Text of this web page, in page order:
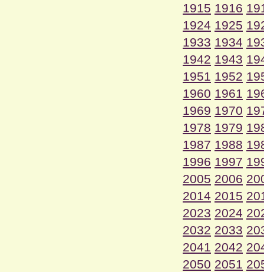
1915 1916
1924 1925
1933 1934
1942 1943
1951 1952
1960 1961
1969 1970
1978 1979
1987 1988
1996 1997
2005 2006
2014 2015
2023 2024
2032 2033
2041 2042
2050 2051